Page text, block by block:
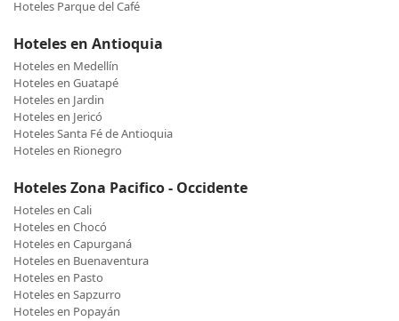
Hoteles Parque del Café
Hoteles en Antioquia
Hoteles en Medellín
Hoteles en Guatapé
Hoteles en Jardin
Hoteles en Jericó
Hoteles Santa Fé de Antioquia
Hoteles en Rionegro
Hoteles Zona Pacifico - Occidente
Hoteles en Cali
Hoteles en Chocó
Hoteles en Capurganá
Hoteles en Buenaventura
Hoteles en Pasto
Hoteles en Sapzurro
Hoteles en Popayán